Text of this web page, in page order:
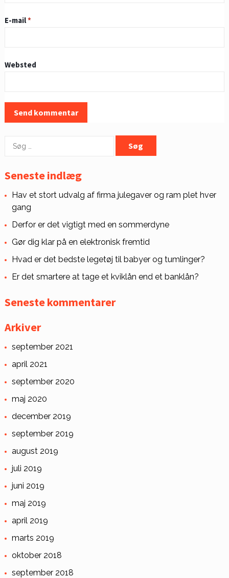
E-mail*
Websted
Søg
Seneste indlæg
Hav et stort udvalg af firma julegaver og ram plet hver
gang
Derfor er det vigtigt med en sommerdyne
Gør dig klar på en elektronisk fremtid
Hvad er det bedste legetøj til babyer og tumlinger?
Er det smartere at tage et kviklån end et banklån?
Seneste kommentarer
Arkiver
september 2021
april 2021
september 2020
maj 2020
december 2019
september 2019
august 2019
juli 2019
juni 2019
maj 2019
april 2019
marts 2019
oktober 2018
september 2018